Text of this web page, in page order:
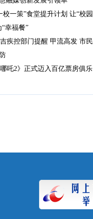
校一策”食堂提升计划 让“校园
“幸福餐”
疾控部门提醒 甲流高发 市民
哪吒2》正式迈入百亿票房俱乐